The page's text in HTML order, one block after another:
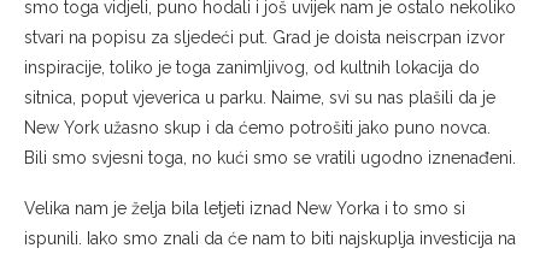
smo toga vidjeli, puno hodali i još uvijek nam je ostalo nekoliko
stvari na popisu za sljedeći put. Grad je doista neiscrpan izvor
inspiracije, toliko je toga zanimljivog, od kultnih lokacija do
sitnica, poput vjeverica u parku. Naime, svi su nas plašili da je
New York užasno skup i da ćemo potrošiti jako puno novca.
Bili smo svjesni toga, no kući smo se vratili ugodno iznenađeni.
Velika nam je želja bila letjeti iznad New Yorka i to smo si
ispunili. Iako smo znali da će nam to biti najskuplja investicija na